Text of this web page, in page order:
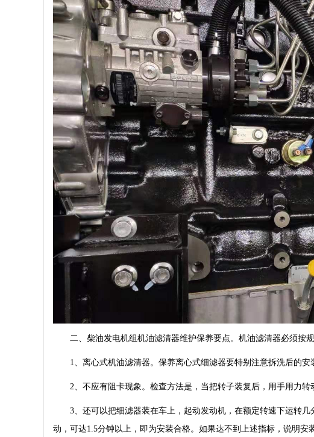
二、柴油发电机组机油滤清器维护保养要点。机油滤清器必须按规
1、离心式机油滤清器。保养离心式细滤器要特别注意拆洗后的安
2、不应有阻卡现象。检查方法是，当把转子装复后，用手用力转
3、还可以把细滤器装在车上，起动发动机，在额定转速下运转几
动，可达1.5分钟以上，即为安装合格。如果达不到上述指标，说明安